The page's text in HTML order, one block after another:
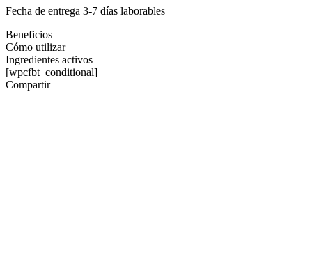
Fecha de entrega 3-7 días laborables
Beneficios
Cómo utilizar
Ingredientes activos
[wpcfbt_conditional]
Compartir